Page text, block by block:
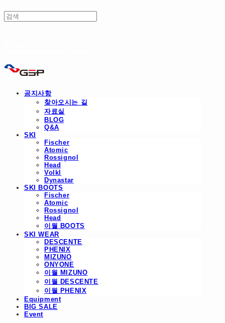
공지사항
찾아오시는 길
자료실
BLOG
Q&A
SKI
Fischer
Atomic
Rossignol
Head
Volkl
Dynastar
SKI BOOTS
Fischer
Atomic
Rossignol
Head
이월 BOOTS
SKI WEAR
DESCENTE
PHENIX
MIZUNO
ONYONE
이월 MIZUNO
이월 DESCENTE
이월 PHENIX
Equipment
BIG SALE
Event